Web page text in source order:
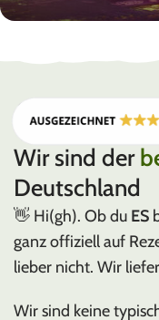
Wir sind der
Deutschland
👋 Hi(gh). Ob du ES
ganz offiziell auf
lieber nicht. Wir
Wir sind keine